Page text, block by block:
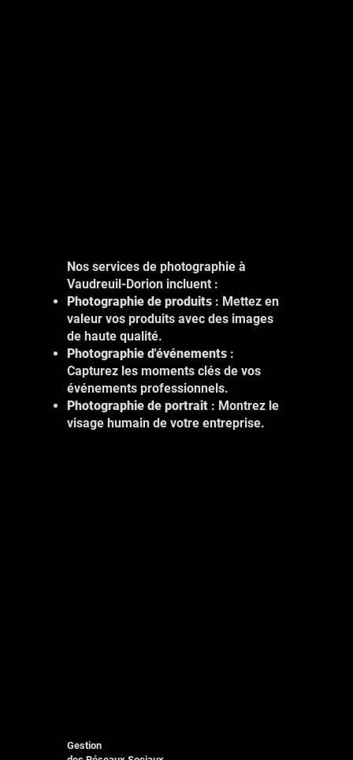
Nos services de photographie à
Vaudreuil-Dorion incluent :
Photographie de produits: Mettez en
valeur vos produits avec des images
de haute qualité.
Photographie d'événements :
Capturez les moments clés de vos
événements professionnels.
Photographie de portrait: Montrez le
visage humain de votre entreprise.
Gestion